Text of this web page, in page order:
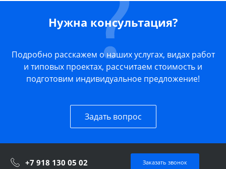
Нужна консультация?
Подробно расскажем о наших услугах, видах работ
и типовых проектах, рассчитаем стоимость и
подготовим индивидуальное предложение!
Задать вопрос
+7 918 130 05 02 Заказать звонок